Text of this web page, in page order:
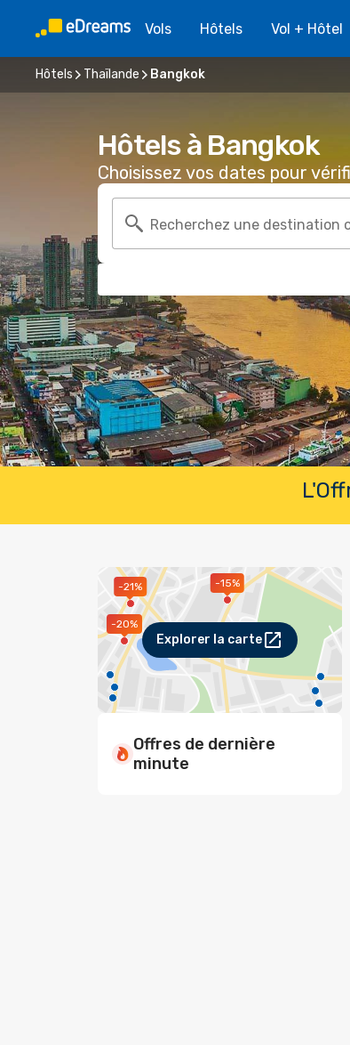
Vols Hôtels Vol + Hôtel
Hôtels Thaïlande Bangkok
Hôtels à Bangkok
Choisissez vos dates pour
-20%
-21% -15%
Explorer la carte
Offres de dernière
minute